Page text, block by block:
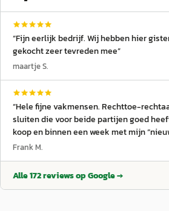
“Fijn eerlijk bedrijf. Wij hebben hier
gekocht zeer tevreden mee”
maartje S.
“Hele fijne vakmensen. Rechttoe-
sluiten die voor beide partijen goed
koop en binnen een week met mijn
wegrijden. (Met daarbij nog een prachtig
om het uit te leggen of toe te lichten.
Frank M.
Alle172reviews op Google →